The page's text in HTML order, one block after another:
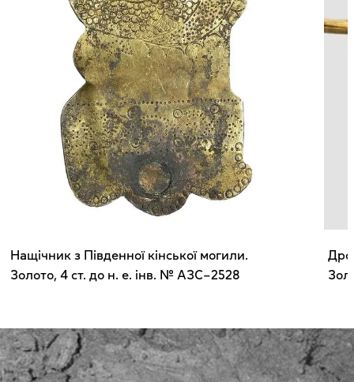
Нащічник з Південної кінської могили.
Золото, 4 ст. до н. е. інв. № АЗС–2528